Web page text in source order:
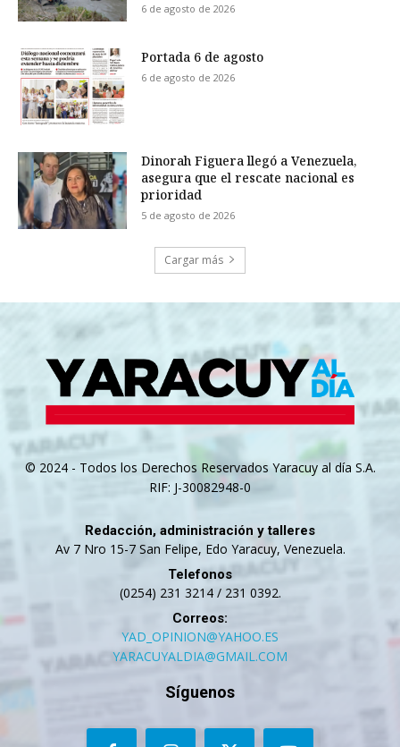
6 de agosto de 2026
Portada 6 de agosto
6 de agosto de 2026
Dinorah Figuera llegó a Venezuela,
asegura que el rescate nacional es
prioridad
5 de agosto de 2026
Cargar más
© 2024 - Todos los Derechos Reservados Yaracuy al día S.A.
RIF: J-30082948-0
Redacción, administración y talleres
Av 7 Nro 15-7 San Felipe, Edo Yaracuy, Venezuela.
Telefonos
(0254) 231 3214 / 231 0392.
Correos:
YAD_OPINION@YAHOO.ES
YARACUYALDIA@GMAIL.COM
Síguenos